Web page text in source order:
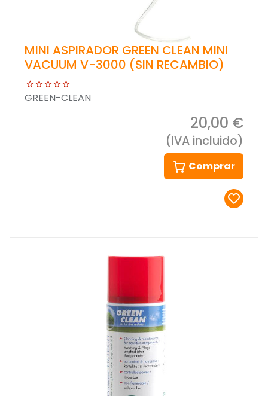
MINI ASPIRADOR GREEN CLEAN MINI
VACUUM V-3000 (SIN RECAMBIO)
GREEN-CLEAN
20,00 €
(IVA incluido)
Comprar